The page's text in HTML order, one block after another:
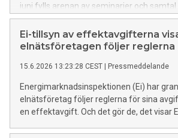
juni fylls arenan av seminarier och
konkurrenskraft och framtidens
Ei-tillsyn av effektavgifterna
elnätsföretagen följer reglerna
15.6.2026 13:23:28 CEST | Pressmeddelande
Energimarknadsinspektionen (Ei) har
elnätsföretag följer reglerna för sina
en effektavgift. Och det gör de, det visar